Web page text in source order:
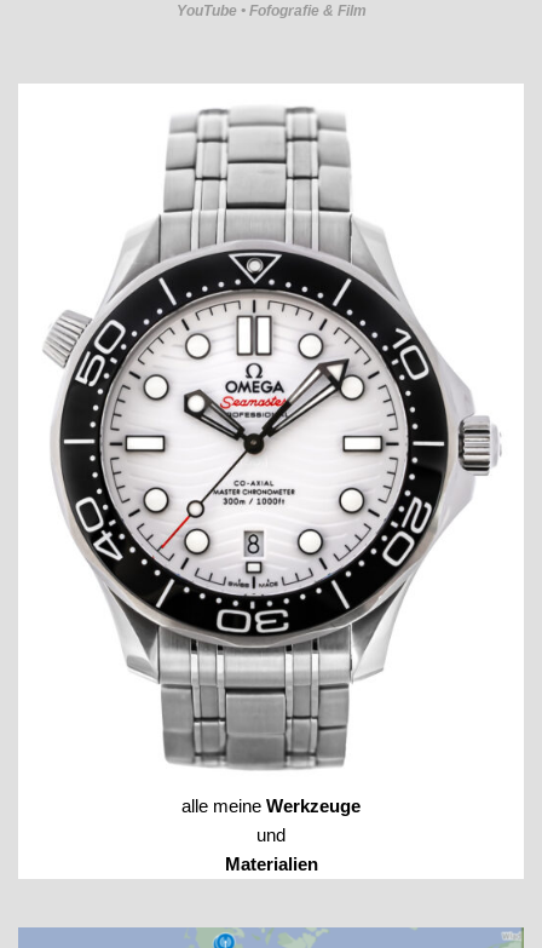
YouTube • Fofografie & Film
alle meine Werkzeuge
und
Materialien